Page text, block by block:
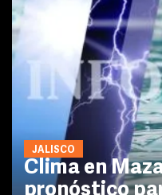
JALISCO
Clima en